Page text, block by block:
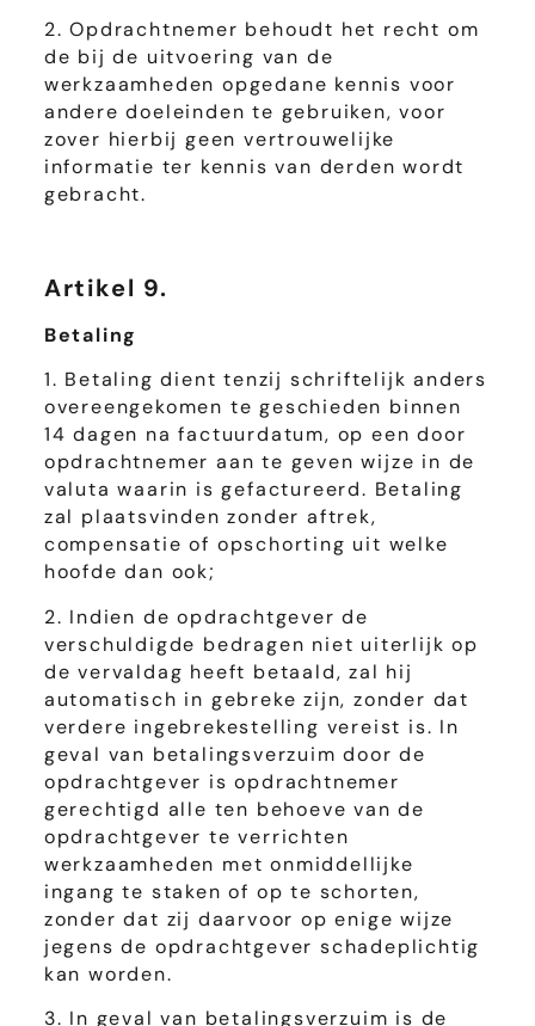
2. Opdrachtnemer behoudt het recht om
de bij de uitvoering van de
werkzaamheden opgedane kennis voor
andere doeleinden te gebruiken, voor
zover hierbij geen vertrouwelijke
informatie ter kennis van derden wordt
gebracht.
Artikel 9.
Betaling
1. Betaling dient tenzij schriftelijk anders
overeengekomen te geschieden binnen
14 dagen na factuurdatum, op een door
opdrachtnemer aan te geven wijze in de
valuta waarin is gefactureerd. Betaling
zal plaatsvinden zonder aftrek,
compensatie of opschorting uit welke
hoofde dan ook;
2. Indien de opdrachtgever de
verschuldigde bedragen niet uiterlijk op
de vervaldag heeft betaald, zal hij
automatisch in gebreke zijn, zonder dat
verdere ingebrekestelling vereist is. In
geval van betalingsverzuim door de
opdrachtgever is opdrachtnemer
gerechtigd alle ten behoeve van de
opdrachtgever te verrichten
werkzaamheden met onmiddellijke
ingang te staken of op te schorten,
zonder dat zij daarvoor op enige wijze
jegens de opdrachtgever schadeplichtig
kan worden.
3. In geval van betalingsverzuim is de